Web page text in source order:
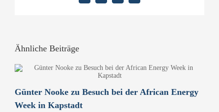
Mail
Ähnliche Beiträge
Günter Nooke zu Besuch bei der African Energy
Week in Kapstadt